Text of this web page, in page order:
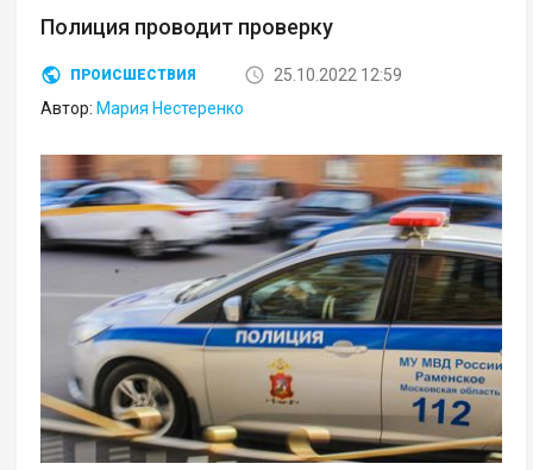
Полиция проводит проверку
ПРОИСШЕСТВИЯ
25.10.2022 12:59
Автор: Мария Нестеренко